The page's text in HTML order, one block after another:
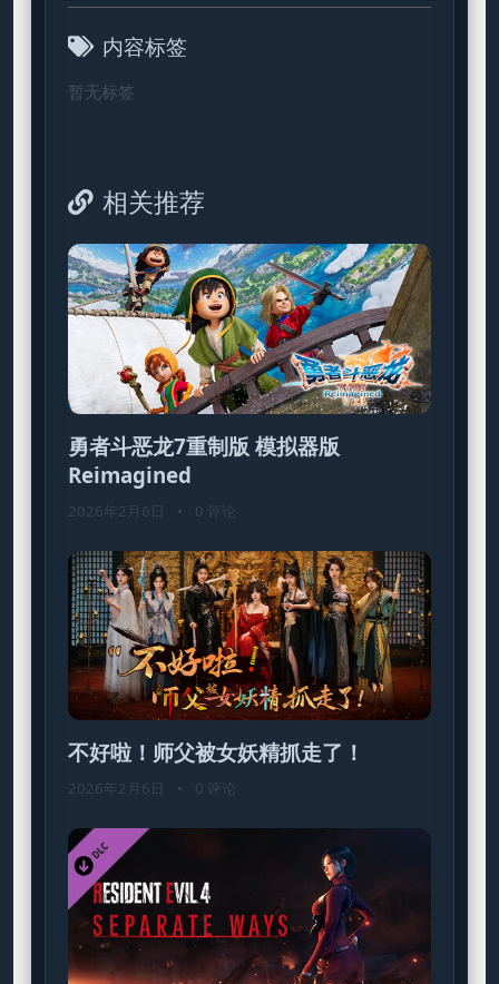
内容标签
暂无标签
相关推荐
勇者斗恶龙7重制版 模拟器版
Reimagined
2026年2月6日 • 0 评论
不好啦！师父被女妖精抓走了！
2026年2月6日 • 0 评论